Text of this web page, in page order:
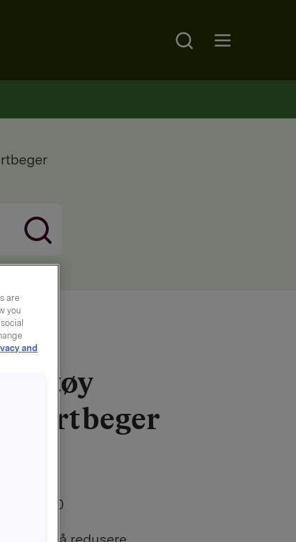
Search
are
you
and